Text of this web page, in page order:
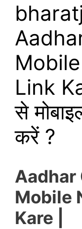
Link
से
करें ?
Aadhar
Mobile
Kare |